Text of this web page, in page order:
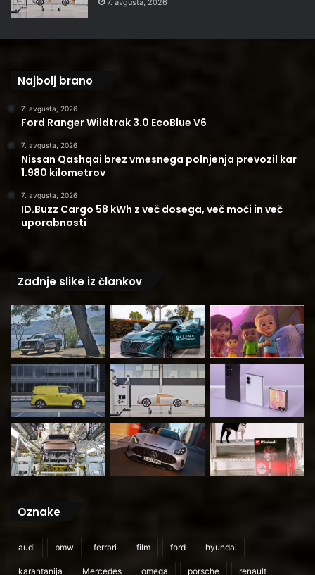
Najbolj brano
7. avgusta, 2026
Ford Ranger Wildtrak 3.0 EcoBlue V6
7. avgusta, 2026
Nissan Qashqai brez vmesnega polnjenja prevozil kar
1.980 kilometrov
7. avgusta, 2026
ID.Buzz Cargo 58 kWh z več dosega, več moči in več
uporabnosti
Zadnje slike iz člankov
Oznake
audi bmw ferrari film ford hyundai
karantanija Mercedes omega porsche renault